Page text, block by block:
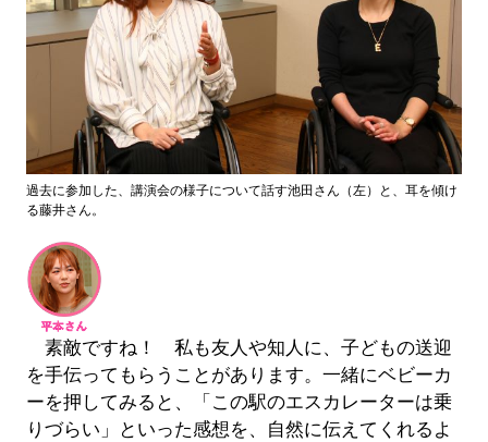
過去に参加した、講演会の様子について話す池田さん（左）と、耳を傾け
る藤井さん。
素敵ですね！ 私も友人や知人に、子どもの送迎
を手伝ってもらうことがあります。一緒にベビーカ
ーを押してみると、「この駅のエスカレーターは乗
りづらい」といった感想を、自然に伝えてくれるよ